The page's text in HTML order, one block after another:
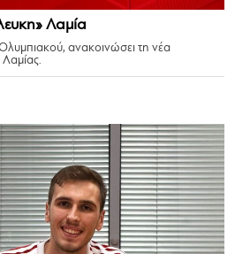
Λαμία
ανακοινώσει τη νέα